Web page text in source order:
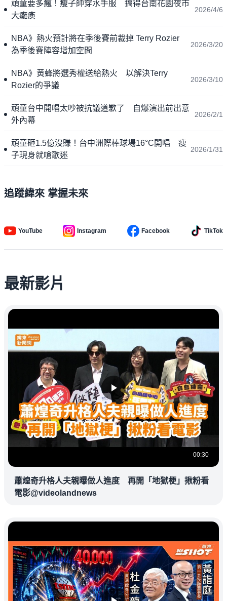
頑童要多瘋！瘦子帥穿水手服 搞得台南花園夜市
大癱瘓
2026/4/6
NBA》熱火預計將在季後賽前裁掉 Terry Rozier
為季後賽陣容增加空間
2026/3/20
NBA》黃蜂將選秀權送給熱火 以解決Terry
Rozier的爭議
2026/3/10
頑童台中開唱太吵被抗議道歉了 自爆演出前出意
外內幕
2026/2/1
頑童砸1.5億沒賺！台中洲際棒球場16°C開唱 瘦
子現身就嗆歌迷
2026/1/31
追蹤緯來 掌握未來
YouTube Instagram Facebook TikTok
最新影片
00:30
蕭煌奇升格人夫親曝做人進度 再開「地獄梗」揪粉看
電影@videolandnews